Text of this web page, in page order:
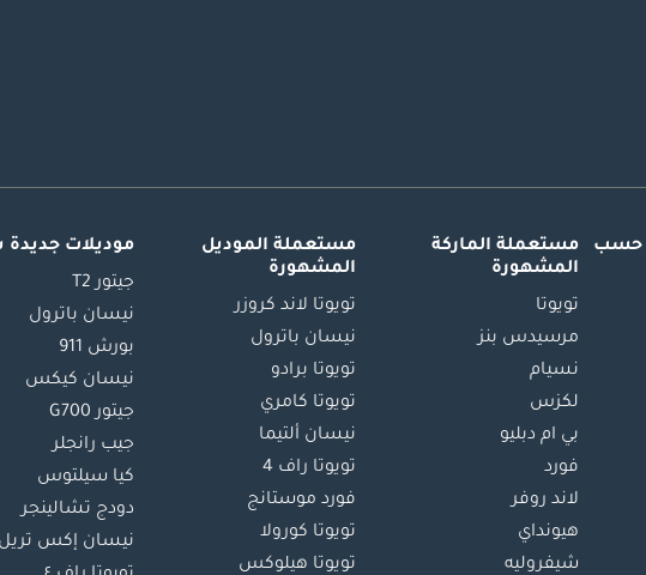
حسب
مستعملة الماركة
المشهورة
تويوتا
مرسيدس بنز
نسيام
لكزس
بي ام دبليو
فورد
لاند روفر
هيونداي
شيفروليه
مستعملة الموديل
المشهورة
تويوتا لاند كروزر
نيسان باترول
تويوتا برادو
تويوتا كامري
نيسان ألتيما
تويوتا راف 4
فورد موستانج
تويوتا كورولا
تويوتا هيلوكس
موديلات
جيتور T2
نيسان باترول
بورش 911
نيسان كيكس
جيتور G700
جيب رانجلر
كيا سيلتوس
دودج تشالينجر
نيسان إكس تريل